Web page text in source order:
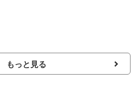
もっと見る